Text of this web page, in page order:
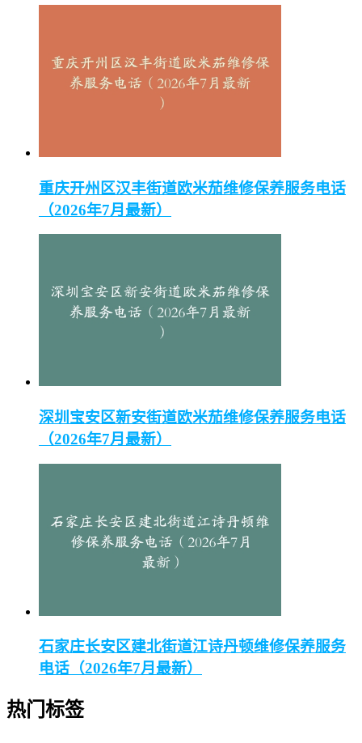
重庆开州区汉丰街道欧米茄维修保养服务电话
（2026年7月最新）
深圳宝安区新安街道欧米茄维修保养服务电话
（2026年7月最新）
石家庄长安区建北街道江诗丹顿维修保养服务
电话（2026年7月最新）
热门标签